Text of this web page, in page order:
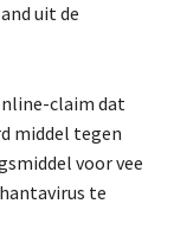
uit de
claim dat
middel tegen
voor vee
te